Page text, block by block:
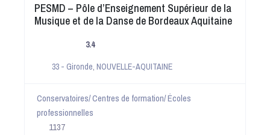
PESMD – Pôle d’Enseignement Supérieur de la
Musique et de la Danse de Bordeaux Aquitaine
3.4
33 - Gironde, NOUVELLE-AQUITAINE
Conservatoires/ Centres de formation/ Écoles
professionnelles
1137